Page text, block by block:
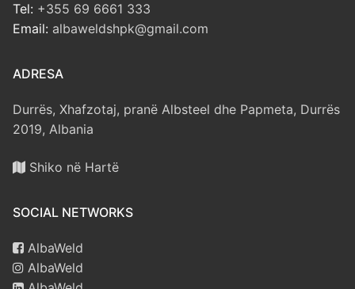
Tel: +355 69 6661 333
Email: albaweldshpk@gmail.com
ADRESA
Durrës, Xhafzotaj, pranë Albsteel dhe Papmeta, Durrës
2019, Albania
Shiko në Hartë
SOCIAL NETWORKS
AlbaWeld
AlbaWeld